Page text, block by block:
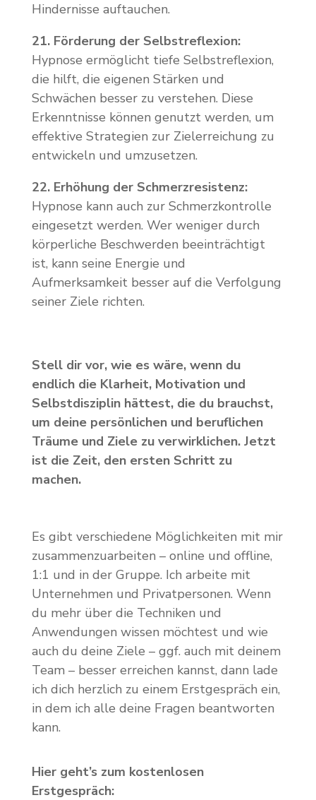
Hindernisse auftauchen.
21. Förderung der Selbstreflexion:
Hypnose ermöglicht tiefe Selbstreflexion,
die hilft, die eigenen Stärken und
Schwächen besser zu verstehen. Diese
Erkenntnisse können genutzt werden, um
effektive Strategien zur Zielerreichung zu
entwickeln und umzusetzen.
22. Erhöhung der Schmerzresistenz:
Hypnose kann auch zur Schmerzkontrolle
eingesetzt werden. Wer weniger durch
körperliche Beschwerden beeinträchtigt
ist, kann seine Energie und
Aufmerksamkeit besser auf die Verfolgung
seiner Ziele richten.
Stell dir vor, wie es wäre, wenn du
endlich die Klarheit, Motivation und
Selbstdisziplin hättest, die du brauchst,
um deine persönlichen und beruflichen
Träume und Ziele zu verwirklichen. Jetzt
ist die Zeit, den ersten Schritt zu
machen.
Es gibt verschiedene Möglichkeiten mit mir
zusammenzuarbeiten – online und offline,
1:1 und in der Gruppe. Ich arbeite mit
Unternehmen und Privatpersonen. Wenn
du mehr über die Techniken und
Anwendungen wissen möchtest und wie
auch du deine Ziele – ggf. auch mit deinem
Team – besser erreichen kannst, dann lade
ich dich herzlich zu einem Erstgespräch ein,
in dem ich alle deine Fragen beantworten
kann.
Hier geht’s zum kostenlosen
Erstgespräch: